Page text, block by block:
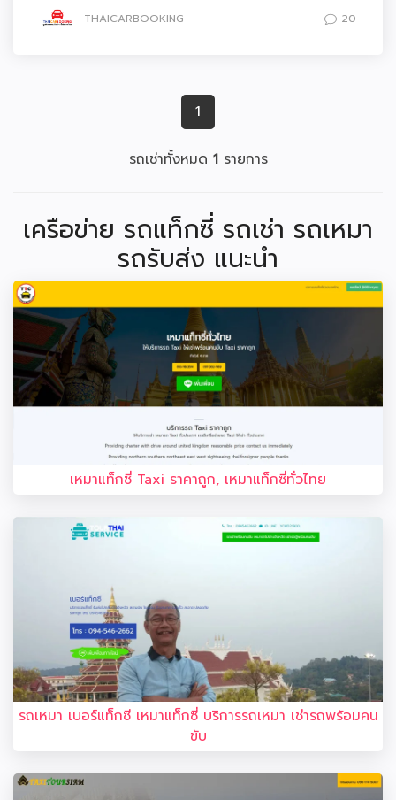
THAICARBOOKING 20
1
รถเช่าทั้งหมด 1รายการ
เครือข่าย รถแท็กซี่ รถเช่า รถเหมา
รถรับส่ง แนะนำ
เหมาแท็กซี่ Taxi ราคาถูก, เหมาแท็กซี่ทั่วไทย
รถเหมา เบอร์แท็กซี เหมาแท็กซี่ บริการรถเหมา เช่ารถพร้อมคน
ขับ